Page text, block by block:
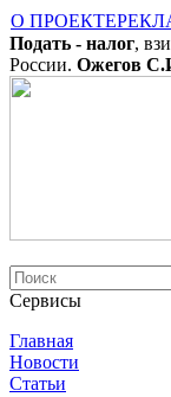
О ПРОЕКТЕ
Подать - налог,
России. Ожегов
Сервисы
Главная
Новости
Cтатьи